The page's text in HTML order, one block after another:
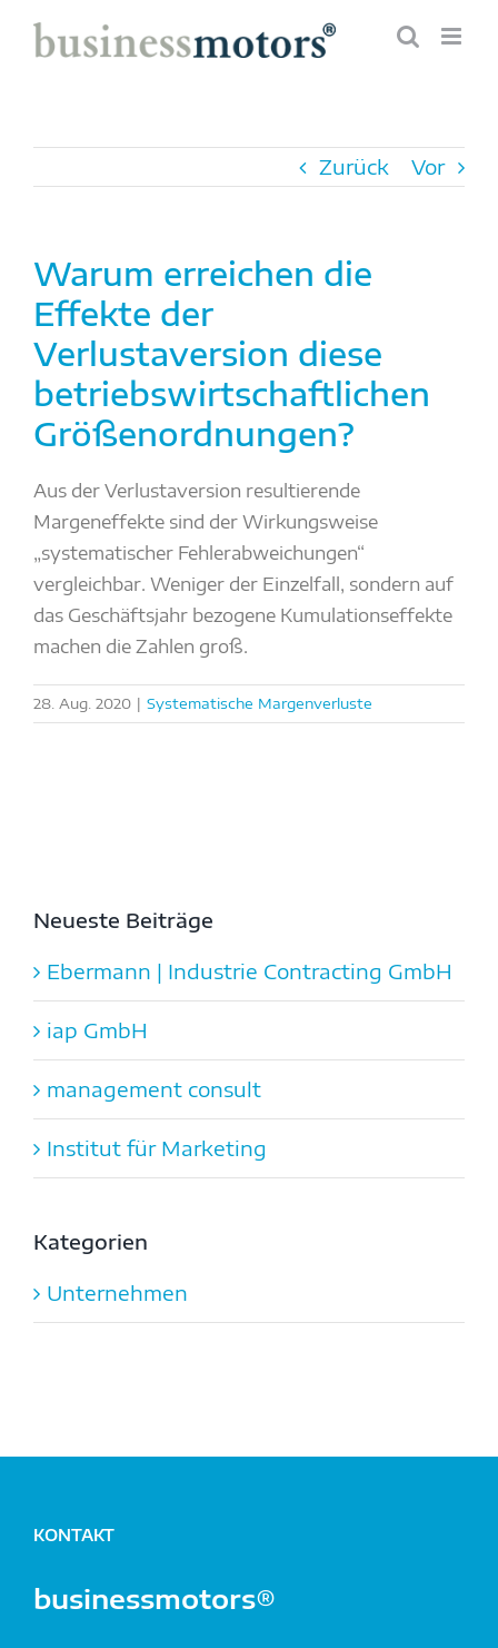
Zum
Inhalt
Zurück Vor
Warum erreichen die
Effekte der
Verlustaversion diese
betriebswirtschaftlichen
Größenordnungen?
Aus der Verlustaversion resultierende
Margeneffekte sind der Wirkungsweise
„systematischer Fehlerabweichungen“
vergleichbar. Weniger der Einzelfall, sondern auf
das Geschäftsjahr bezogene Kumulationseffekte
machen die Zahlen groß.
28. Aug. 2020 | Systematische Margenverluste
Neueste Beiträge
Ebermann | Industrie Contracting GmbH
iap GmbH
management consult
Institut für Marketing
Kategorien
Unternehmen
KONTAKT
businessmotors®